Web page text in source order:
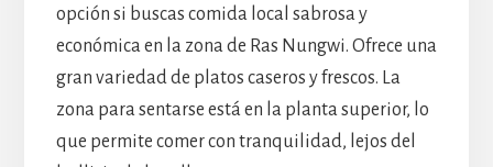
opción si buscas comida local sabrosa y
económica en la zona de Ras Nungwi. Ofrece una
gran variedad de platos caseros y frescos. La
zona para sentarse está en la planta superior, lo
que permite comer con tranquilidad, lejos del